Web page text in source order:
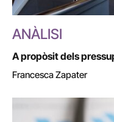
ANÀLISI
A propòsit dels
Francesca Zapater